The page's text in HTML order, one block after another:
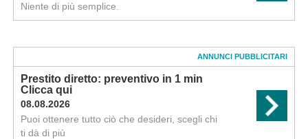
Niente di più semplice.
ANNUNCI PUBBLICITARI
Prestito diretto: preventivo in 1 min
Clicca qui
08.08.2026
Puoi ottenere tutto ciò che desideri, scegli chi
ti dà di più